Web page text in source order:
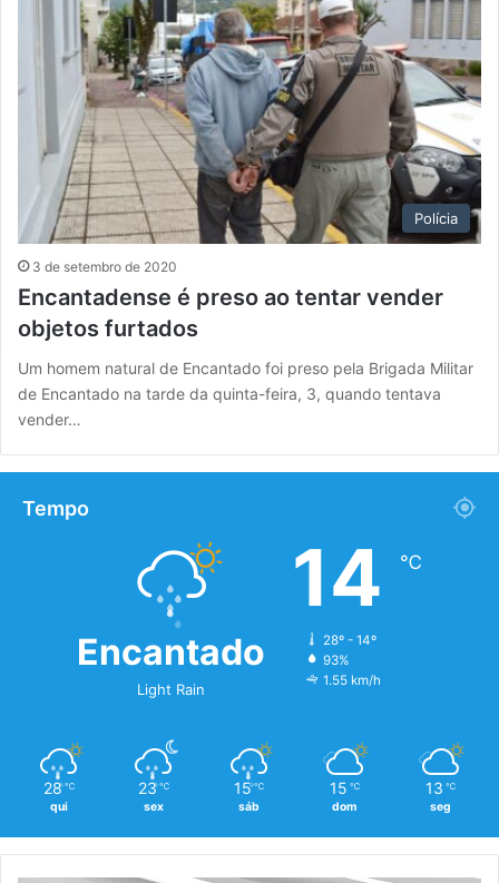
Polícia
3 de setembro de 2020
Encantadense é preso ao tentar vender
objetos furtados
Um homem natural de Encantado foi preso pela Brigada Militar
de Encantado na tarde da quinta-feira, 3, quando tentava
vender…
Tempo
Encantado
Light Rain
14 ℃
28º - 14º
93%
1.55 km/h
28 ℃
qui
23 ℃
sex
15 ℃
sáb
15 ℃
dom
13 ℃
seg